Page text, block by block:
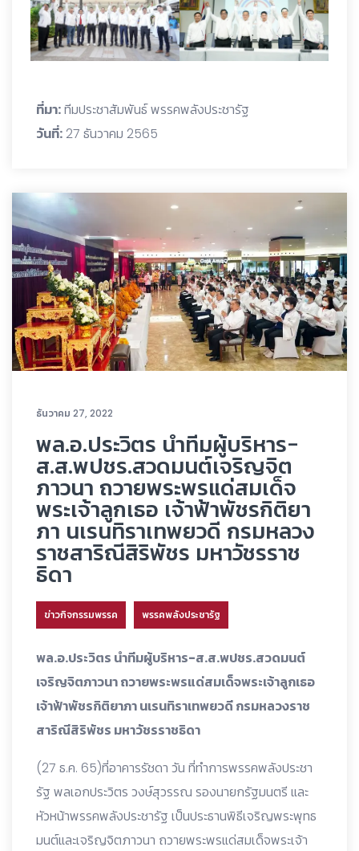
ที่มา:ทีมประชาสัมพันธ์ พรรคพลังประชารัฐ
วันที่: 27 ธันวาคม 2565
ธันวาคม 27, 2022
พล.อ.ประวิตร นำทีมผู้บริหาร-
ส.ส.พปชร.สวดมนต์เจริญจิต
ภาวนา ถวายพระพรแด่สมเด็จ
พระเจ้าลูกเธอ เจ้าฟ้าพัชรกิติยา
ภา นเรนทิราเทพยวดี กรมหลวง
ราชสาริณีสิริพัชร มหาวัชรราช
ธิดา
ข่าวกิจกรรมพรรค พรรคพลังประชารัฐ
พล.อ.ประวิตร นำทีมผู้บริหาร-ส.ส.พปชร.สวดมนต์
เจริญจิตภาวนา ถวายพระพรแด่สมเด็จพระเจ้าลูกเธอ
เจ้าฟ้าพัชรกิติยาภา นเรนทิราเทพยวดี กรมหลวงราช
สาริณีสิริพัชร มหาวัชรราชธิดา
(27 ธ.ค. 65)ที่อาคารรัชดา วัน ที่ทำการพรรคพลังประชา
รัฐ พลเอกประวิตร วงษ์สุวรรณ รองนายกรัฐมนตรี และ
หัวหน้าพรรคพลังประชารัฐ เป็นประธานพิธีเจริญพระพุทธ
มนต์และเจริญจิตภาวนา ถวายพระพรแด่สมเด็จพระเจ้า